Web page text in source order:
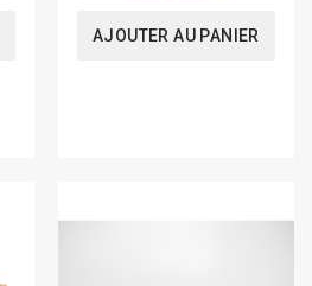
AJOUTER AU PANIER